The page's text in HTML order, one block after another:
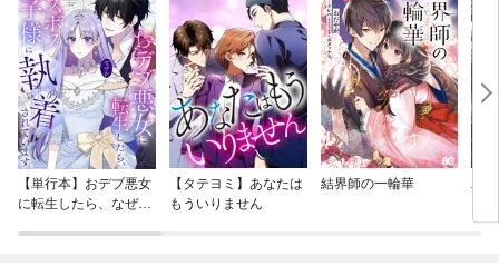
【単行本】おデブ悪女
に転生したら、なぜか
【タテヨミ】あなたは
もういりません
結界師の一輪華
バ
今